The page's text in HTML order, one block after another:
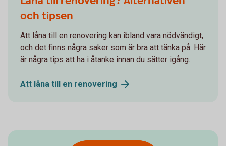
och tipsen
Att låna till en renovering kan ibland vara nödvändigt,
och det finns några saker som är bra att tänka på. Här
är några tips att ha i åtanke innan du sätter igång.
Att låna till en renovering